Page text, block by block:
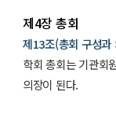
제4장 총회
제13조(총회 구성과
학회 총회는 기관회
의장이 된다.